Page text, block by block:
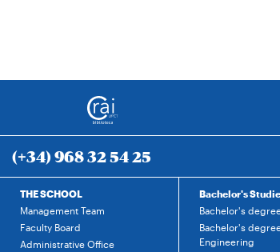
(+34) 968 32 54 25
THE SCHOOL
Management Team
Faculty Board
Administrative Office
Bachelor's
Bachelor's
Bachelor's
Engineering